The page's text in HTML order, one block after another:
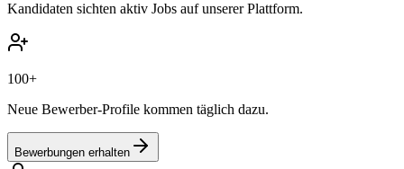
Kandidaten sichten aktiv Jobs auf unserer Plattform.
100+
Neue Bewerber-Profile kommen täglich dazu.
Bewerbungen erhalten